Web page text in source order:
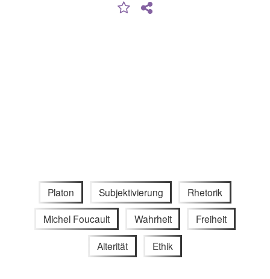
Platon Subjektivierung Rhetorik
Michel Foucault Wahrheit Freiheit
Alterität Ethik